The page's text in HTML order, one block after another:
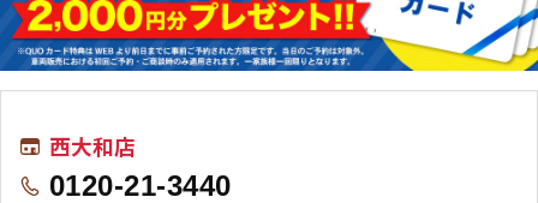
西大和店
0120-21-3440